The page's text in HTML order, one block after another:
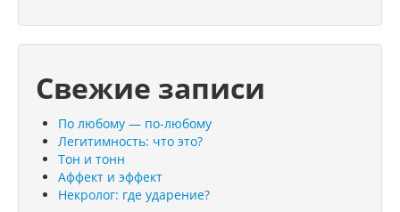
Свежие записи
По любому — по-любому
Легитимность: что это?
Тон и тонн
Аффект и эффект
Некролог: где ударение?